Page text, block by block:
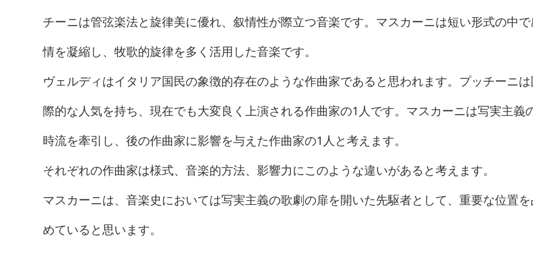
チーニは管弦楽法と旋律美に優れ、叙情性が際立つ音楽です。マスカーニは短い形式の中で
情を凝縮し、牧歌的旋律を多く活用した音楽です。
ヴェルディはイタリア国民の象徴的存在のような作曲家であると思われます。プッチーニは
際的な人気を持ち、現在でも大変良く上演される作曲家の1人です。マスカーニは写実主義
時流を牽引し、後の作曲家に影響を与えた作曲家の1人と考えます。
それぞれの作曲家は様式、音楽的方法、影響力にこのような違いがあると考えます。
マスカーニは、音楽史においては写実主義の歌劇の扉を開いた先駆者として、重要な位置を
めていると思います。